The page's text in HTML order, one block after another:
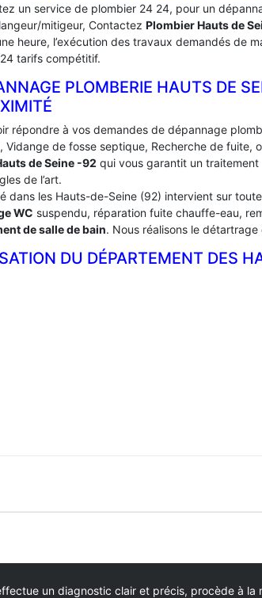
un service de plombier 24 24, pour un
mitigeur, Contactez Plombier Hauts de
heure, l’exécution des travaux demandés de
tarifs compétitif.
PLOMBERIE HAUTS DE
répondre à vos demandes de dépannage
Vidange de fosse septique, Recherche de fuite,
de Seine -92 qui vous garantit un
de l’art.
dans les Hauts-de-Seine (92) intervient sur
WC suspendu, réparation fuite chauffe-eau,
de salle de bain. Nous réalisons le
DU DÉPARTEMENT DES
un diagnostic clair et précis, procède à la